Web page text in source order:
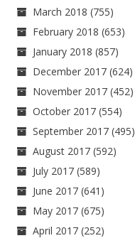
March 2018 (755)
February 2018 (653)
January 2018 (857)
December 2017 (624)
November 2017 (452)
October 2017 (554)
September 2017 (495)
August 2017 (592)
July 2017 (589)
June 2017 (641)
May 2017 (675)
April 2017 (252)